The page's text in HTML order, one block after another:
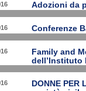
Adozioni da
Conferenze
Family and
dell’Instituto
DONNE